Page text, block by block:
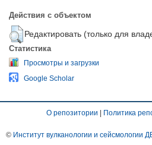
Действия с объектом
Редактировать (только для
Статистика
Просмотры и загрузки
Google Scholar
О репозитории | Политика
© Институт вулканологии и сейсмологии